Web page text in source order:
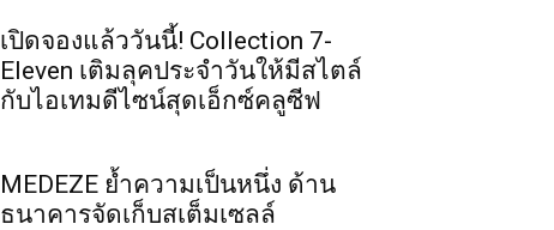
เปิดจองแล้ววันนี้! Collection 7-
Eleven เติมลุคประจำวันให้มีสไตล์
กับไอเทมดีไซน์สุดเอ็กซ์คลูซีฟ
MEDEZE ย้ำความเป็นหนึ่ง ด้าน
ธนาคารจัดเก็บสเต็มเซลล์